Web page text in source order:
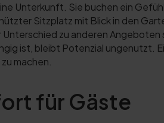
Unterkunft. Sie buchen ein
Sitzplatz mit Blick in den
Unterschied zu anderen
ist, bleibt Potenzial ungenutzt.
machen.
für Gäste